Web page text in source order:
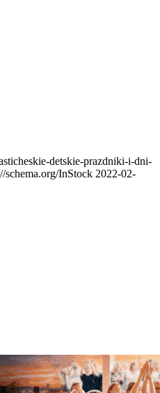
detskie-prazdniki-i-dni-
schema.org/InStock 2022-02-